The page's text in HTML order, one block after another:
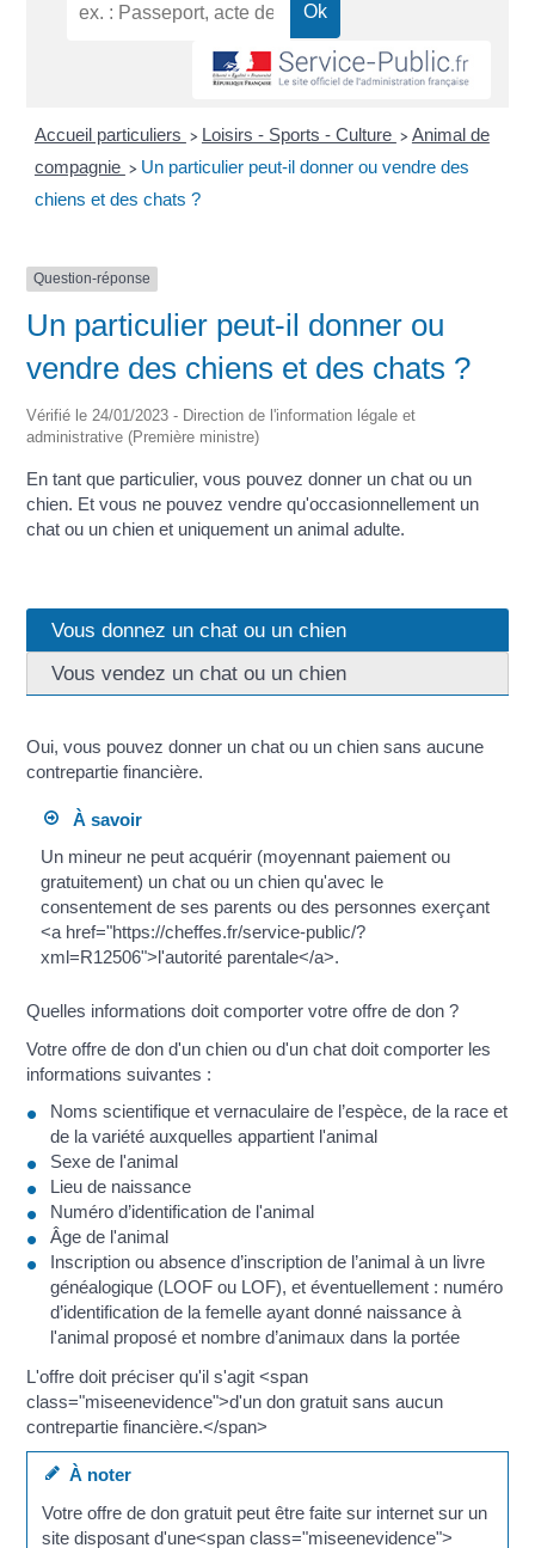
Accueil particuliers > Loisirs - Sports - Culture > Animal de
compagnie > Un particulier peut-il donner ou vendre des
chiens et des chats ?
Question-réponse
Un particulier peut-il donner ou
vendre des chiens et des chats ?
Vérifié le 24/01/2023 - Direction de l'information légale et
administrative (Première ministre)
En tant que particulier, vous pouvez donner un chat ou un
chien. Et vous ne pouvez vendre qu'occasionnellement un
chat ou un chien et uniquement un animal adulte.
Vous donnez un chat ou un chien
Vous vendez un chat ou un chien
Oui, vous pouvez donner un chat ou un chien sans aucune
contrepartie financière.
À savoir
Un mineur ne peut acquérir (moyennant paiement ou
gratuitement) un chat ou un chien qu'avec le
consentement de ses parents ou des personnes exerçant
<a href="https://cheffes.fr/service-public/?
xml=R12506">l'autorité parentale</a>.
Quelles informations doit comporter votre offre de don ?
Votre offre de don d'un chien ou d'un chat doit comporter les
informations suivantes :
Noms scientifique et vernaculaire de l’espèce, de la race et
de la variété auxquelles appartient l'animal
Sexe de l'animal
Lieu de naissance
Numéro d’identification de l'animal
Âge de l'animal
Inscription ou absence d’inscription de l’animal à un livre
généalogique (LOOF ou LOF), et éventuellement : numéro
d’identification de la femelle ayant donné naissance à
l'animal proposé et nombre d’animaux dans la portée
L'offre doit préciser qu'il s'agit <span
class="miseenevidence">d'un don gratuit sans aucun
contrepartie financière.</span>
À noter
Votre offre de don gratuit peut être faite sur internet sur un
site disposant d'une<span class="miseenevidence">